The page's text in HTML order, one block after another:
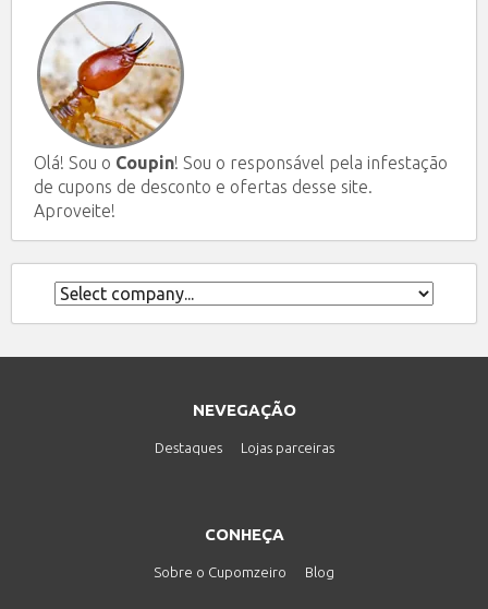
Olá! Sou o Coupin! Sou o responsável pela infestação
de cupons de desconto e ofertas desse site.
Aproveite!
NEVEGAÇÃO
Destaques Lojas parceiras
CONHEÇA
Sobre o Cupomzeiro Blog